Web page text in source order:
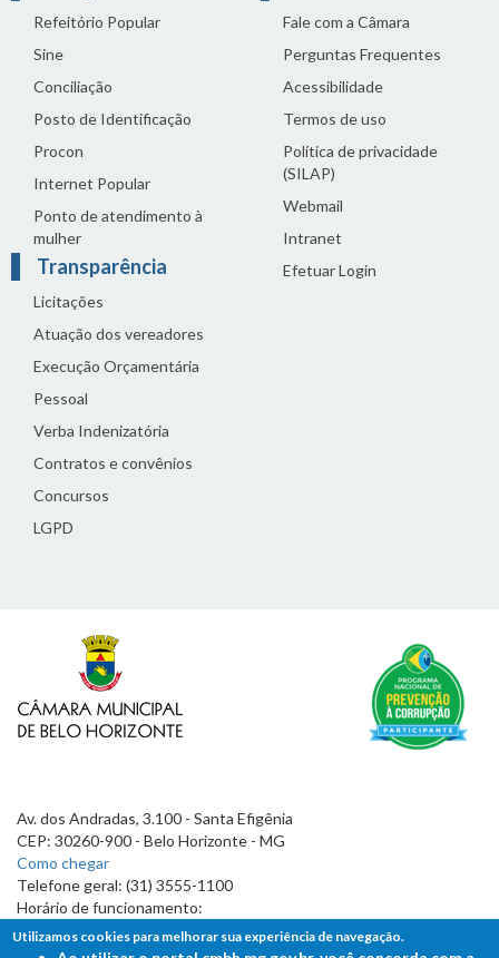
Refeitório Popular
Sine
Conciliação
Posto de Identificação
Procon
Internet Popular
Ponto de atendimento à
mulher
Transparência
Licitações
Atuação dos vereadores
Execução Orçamentária
Pessoal
Verba Indenizatória
Contratos e convênios
Concursos
LGPD
Fale com a Câmara
Perguntas Frequentes
Acessibilidade
Termos de uso
Política de privacidade
(SILAP)
Webmail
Intranet
Efetuar Login
Av. dos Andradas, 3.100 - Santa Efigênia
CEP: 30260-900 - Belo Horizonte - MG
Como chegar
Telefone geral: (31) 3555-1100
Horário de funcionamento:
7h às 19h
Utilizamos cookies para melhorar sua experiência de navegação.